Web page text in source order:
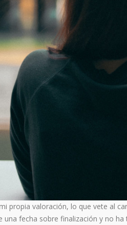
propia valoración, lo que vete al
fecha sobre finalización y no